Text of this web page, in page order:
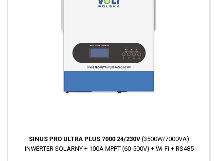
SINUS PRO ULTRA PLUS 7000 24/230V(3500W/7000VA)
INWERTER SOLARNY + 100A MPPT (60-500V) + Wi-Fi + RS485